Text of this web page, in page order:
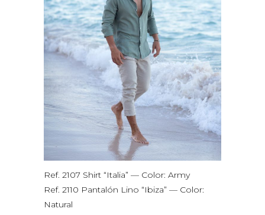
Ref. 2107 Shirt “Italia” — Color: Army
Ref. 2110 Pantalón Lino “Ibiza” — Color:
Natural